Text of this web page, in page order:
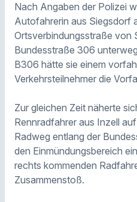
Nach Angaben der Polizei
Autofahrerin aus Siegsdorf
Ortsverbindungsstraße von
Bundesstraße 306
B306 hätte sie einem
Verkehrsteilnehmer die
Zur gleichen Zeit näherte
Rennradfahrer aus Inzell
Radweg entlang der
den Einmündungsbereich
rechts kommenden
Zusammenstoß.